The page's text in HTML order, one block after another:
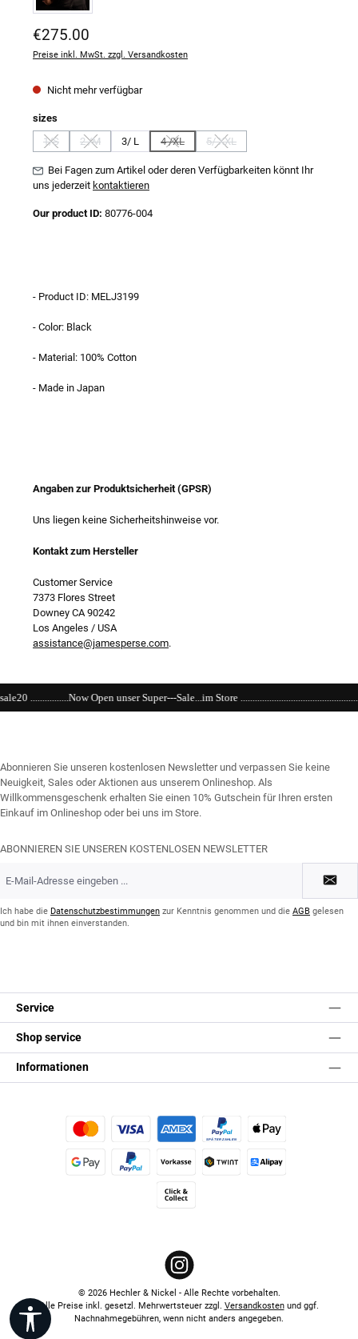
Regulärer Preis:
€275.00
Preise inkl. MwSt. zzgl. Versandkosten
Nicht mehr verfügbar
sizesauswählen
1/S
(Diese Option ist zurzeit nicht verfügbar.)
2 /M
(Diese Option ist zurzeit nicht verfügbar.)
3/ L 4 /XL
(Diese Option ist zurzeit nicht verfügbar.)
5/ XXL
(Diese Option ist zurzeit nicht
Bei Fagen zum Artikel oder deren Verfügbarkeiten könnt Ihr
uns jederzeit kontaktieren
Our product ID: 80776-004
- Product ID: MELJ3199
- Color: Black
- Material: 100% Cotton
- Made in Japan
Angaben zur Produktsicherheit (GPSR)
Uns liegen keine Sicherheitshinweise vor.
Kontakt zum Hersteller
Customer Service
7373 Flores Street
Downey CA 90242
Los Angeles / USA
assistance@jamesperse.com.
Open unser Super---Sale...im Store
Abonnieren Sie unseren kostenlosen Newsletter und verpassen Sie keine
Neuigkeit, Sales oder Aktionen aus unserem Onlineshop. Als
Willkommensgeschenk erhalten Sie einen 10% Gutschein für Ihren ersten
Einkauf im Onlineshop oder bei uns im Store.
ABONNIEREN SIE UNSEREN KOSTENLOSEN NEWSLETTER
Mail-
*Ich habe die Datenschutzbestimmungen zur Kenntnis genommen und die AGB gelesen
und bin mit ihnen einverstanden.
Service
Shop service
Informationen
Kredit- oder Debitkarte Später BezahlenApple Pay
Vorkasse
Instagram
© 2026 Hechler & Nickel - Alle Rechte vorbehalten.
Alle Preise inkl. gesetzl. Mehrwertsteuer zzgl. Versandkostenund ggf.
Nachnahmegebühren, wenn nicht anders angegeben.
Werkzeugleiste anzeigen